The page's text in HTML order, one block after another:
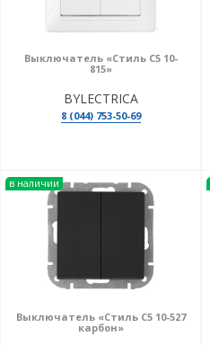
Выключатель «Стиль С5 10-
815»
BYLECTRICA
8 (044) 753-50-69
в наличии
Выключатель «Стиль С5 10-527
карбон»